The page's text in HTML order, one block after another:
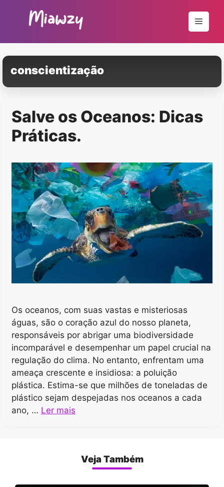
conteúdo
Menu
conscientização
Salve os Oceanos: Dicas
Práticas.
Os oceanos, com suas vastas e misteriosas
águas, são o coração azul do nosso planeta,
responsáveis por abrigar uma biodiversidade
incomparável e desempenhar um papel crucial na
regulação do clima. No entanto, enfrentam uma
ameaça crescente e insidiosa: a poluição
plástica. Estima-se que milhões de toneladas de
plástico sejam despejadas nos oceanos a cada
ano, … Ler mais
Veja Também